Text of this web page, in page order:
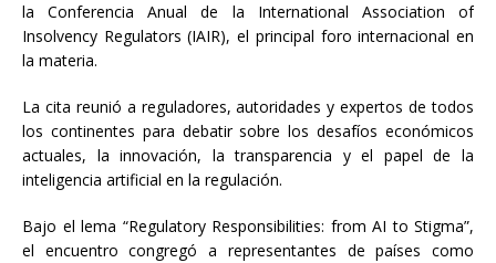
la Conferencia Anual de la International Association of
Insolvency Regulators (IAIR), el principal foro internacional en
la materia.
La cita reunió a reguladores, autoridades y expertos de todos
los continentes para debatir sobre los desafíos económicos
actuales, la innovación, la transparencia y el papel de la
inteligencia artificial en la regulación.
Bajo el lema “Regulatory Responsibilities: from AI to Stigma”,
el encuentro congregó a representantes de países como